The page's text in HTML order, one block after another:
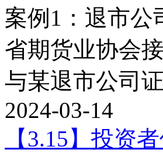
案例1：退市公
省期货业协会
与某退市公司
2024-03-14
【3.15】投资